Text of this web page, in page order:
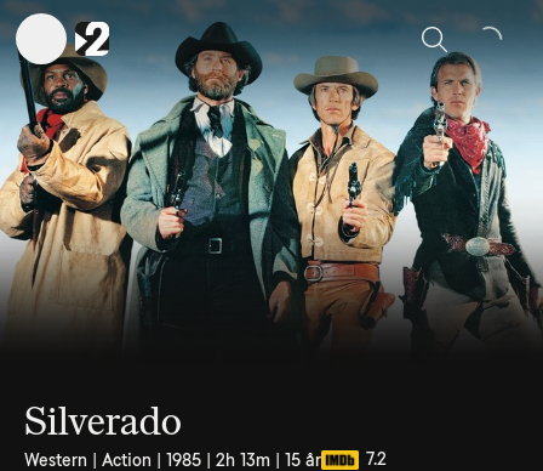
Sök
Silverado
Western | Action | 1985 | 2h 13m | 15 år 7.2